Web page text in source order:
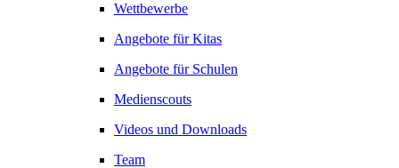
Wettbewerbe
Angebote für Kitas
Angebote für Schulen
Medienscouts
Videos und Downloads
Team